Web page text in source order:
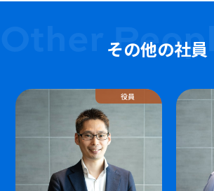
Other People
その他の社員
役員